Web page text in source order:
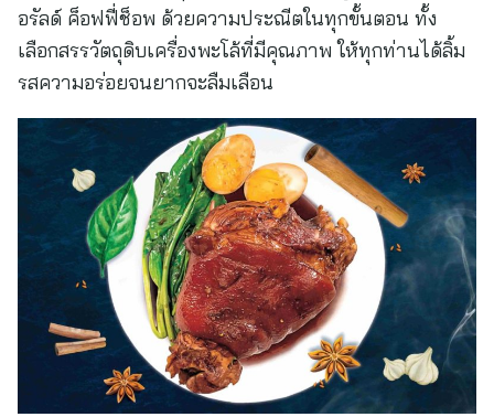
อรัลด์ ค็อฟฟี่ช็อพ ด้วยความประณีตในทุกขั้นตอน ทั้ง
เลือกสรรวัตถุดิบเครื่องพะโล้ที่มีคุณภาพ ให้ทุกท่านได้ลิ้ม
รสความอร่อยจนยากจะลืมเลือน